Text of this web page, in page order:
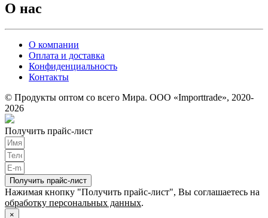
О нас
О компании
Оплата и доставка
Конфиденциальность
Контакты
© Продукты оптом со всего Мира. ООО «Importtrade», 2020-
2026
Получить прайс-лист
Получить прайс-лист
Нажимая кнопку "Получить прайс-лист", Вы соглашаетесь на
обработку персональных данных.
×